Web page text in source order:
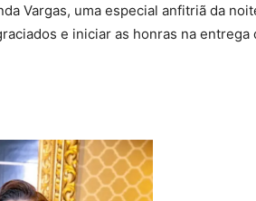
Vargas, uma especial anfitriã da
e iniciar as honras na entrega